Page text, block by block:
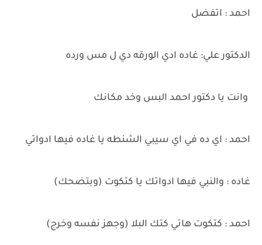
احمد : اتفضل
الدكتور علي: غاده ادي الورقه دي ل مس ورده
وانت يا دكتور احمد البس وخد مكانك
احمد : اي ده في اي سيبي الشنطه يا غاده فيها ادواتي
غاده : والنبي فيها ادواتك يا كتكوت (وبتضحك)
احمد : كتكوت هاتي كتك البلا (وجهز نفسه وخرج)